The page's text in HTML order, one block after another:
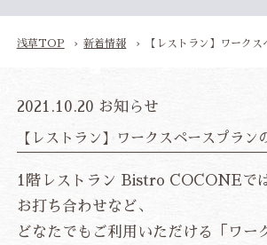
浅草TOP 新着情報 【レストラン】ワーク
2021.10.20 お知らせ
【レストラン】ワークスペースプラン
1階レストラン Bistro COCONEで
お打ち合わせなど、
どなたでもご利用いただける「ワー
客室 スタンダード
ジャパニーズ